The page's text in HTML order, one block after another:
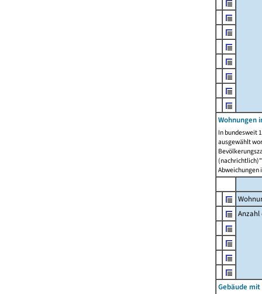
Wohnungen
In bundesweit
ausgewählt
Abweichungen
Anzahl
Gebäude